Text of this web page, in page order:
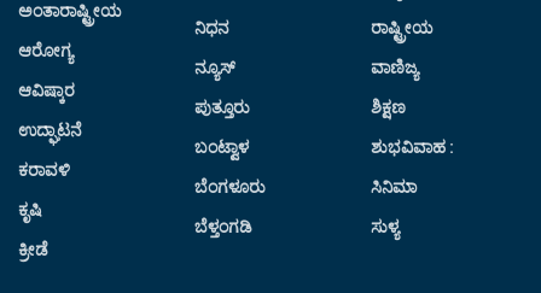
ಅಂತಾರಾಷ್ಟ್ರೀಯ
ಆರೋಗ್ಯ
ಆವಿಷ್ಕಾರ
ಉದ್ಘಾಟನೆ
ಕರಾವಳಿ
ಕೃಷಿ
ಕ್ರೀಡೆ
ನಿಧನ
ನ್ಯೂಸ್
ಪುತ್ತೂರು
ಬಂಟ್ವಾಳ
ಬೆಂಗಳೂರು
ಬೆಳ್ತಂಗಡಿ
ರಾಷ್ಟ್ರೀಯ
ವಾಣಿಜ್ಯ
ಶಿಕ್ಷಣ
ಶುಭವಿವಾಹ :
ಸಿನಿಮಾ
ಸುಳ್ಯ